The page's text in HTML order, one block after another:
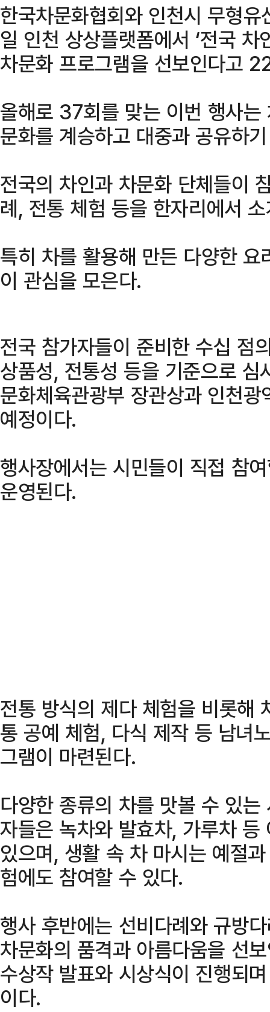
한국차문화협회와 인천시 무형
일 인천 상상플랫폼에서 ‘전국 차
차문화 프로그램을 선보인다고
올해로 37회를 맞는 이번 행사
문화를 계승하고 대중과 공유하
전국의 차인과 차문화 단체들이
례, 전통 체험 등을 한자리에서
특히 차를 활용해 만든 다양한
이 관심을 모은다.
전국 참가자들이 준비한 수십 점
상품성, 전통성 등을 기준으로
문화체육관광부 장관상과 인천
예정이다.
행사장에서는 시민들이 직접 참
운영된다.
전통 방식의 제다 체험을 비롯해
통 공예 체험, 다식 제작 등 남녀
그램이 마련된다.
다양한 종류의 차를 맛볼 수 있
자들은 녹차와 발효차, 가루차
있으며, 생활 속 차 마시는 예절
험에도 참여할 수 있다.
행사 후반에는 선비다례와 규방
차문화의 품격과 아름다움을 선
수상작 발표와 시상식이 진행되
이다.